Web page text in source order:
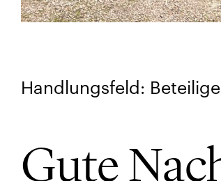
Handlungsfeld:
Gute